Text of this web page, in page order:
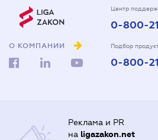
О КОМПАНИИ
Центр
0-800-
Подбор
0-800-
Реклама и PR
на ligazakon.net